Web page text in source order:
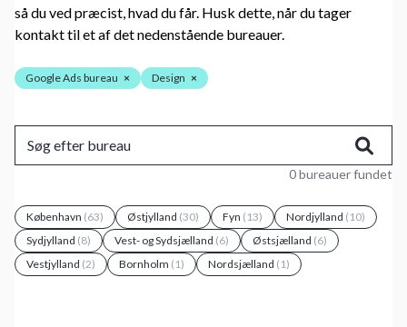
så du ved præcist, hvad du får. Husk dette, når du tager
kontakt til et af det nedenstående bureauer.
Google Ads bureau × Design ×
0 bureauer fundet
København (63) Østjylland (30) Fyn (13) Nordjylland (10)
Sydjylland (8) Vest- og Sydsjælland (6) Østsjælland (6)
Vestjylland (2) Bornholm (1) Nordsjælland (1)